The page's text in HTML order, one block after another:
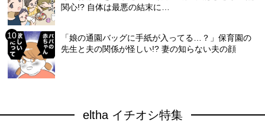
関心!? 自体は最悪の結末に…
「娘の通園バッグに手紙が入ってる…？」保育園の
先生と夫の関係が怪しい!? 妻の知らない夫の顔
eltha イチオシ特集